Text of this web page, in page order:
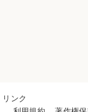
リンク